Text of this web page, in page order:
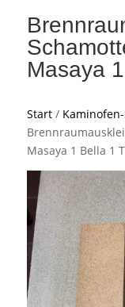
Masaya
Start/
Masaya 1 Bella 1